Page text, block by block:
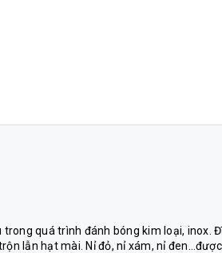
quá trình đánh bóng kim loại, inox.
lẫn hạt mài. Nỉ đỏ, nỉ xám, nỉ